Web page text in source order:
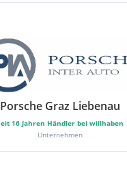
Porsche Graz Liebenau
16 Jahren Händler bei willhaben
Unternehmen